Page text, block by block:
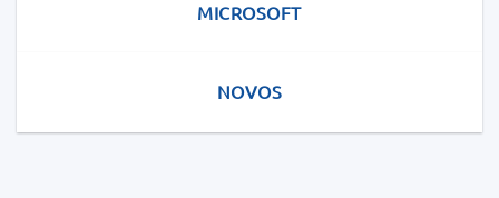
MICROSOFT
NOVOS